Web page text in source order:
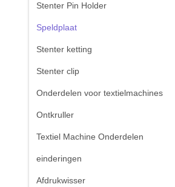
Stenter Pin Holder
Speldplaat
Stenter ketting
Stenter clip
Onderdelen voor textielmachines
Ontkruller
Textiel Machine Onderdelen
einderingen
Afdrukwisser